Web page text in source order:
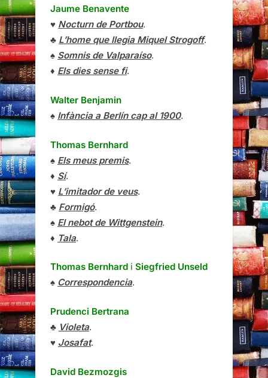
Jaume Benavente
♥ Nocturn de Portbou.
♣ L’home que llegia Miquel Strogoff.
♠ Somnis de Valparaíso.
♦ Els dies sense fi.
Walter Benjamin
♠ Infància a Berlín cap al 1900.
Thomas Bernhard
♠ Els meus premis.
♦ Sí.
♥ L’imitador de veus.
♣ Formigó.
♠ El nebot de Wittgenstein.
♦ Tala.
Thomas Bernhard i Siegfried Unseld
♠ Correspondencia.
Prudenci Bertrana
♣ Violeta.
♥ Josafat.
David Bezmozgis